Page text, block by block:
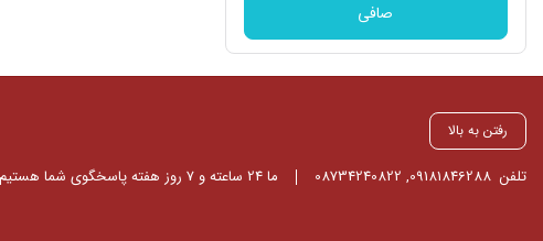
صافی
رفتن به بالا
تلفن 09181846288
,
08734240822 ما 24 ساعته و 7 روز هفته پاسخگوی شما هستیم.